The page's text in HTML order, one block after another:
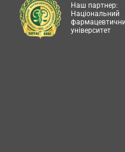
Наш партнер:
Національний
університет